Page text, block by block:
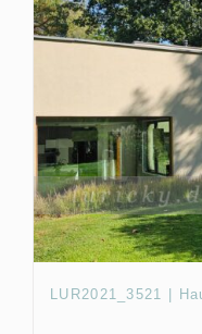
LUR2021_3521 |